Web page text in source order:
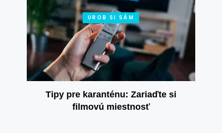
UROB SI SÁM
Tipy pre karanténu: Zariaďte si
filmovú miestnosť